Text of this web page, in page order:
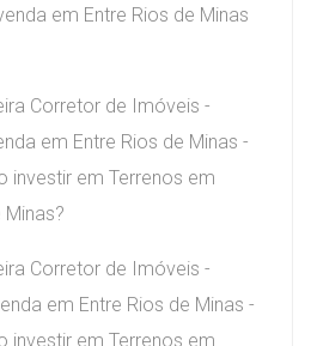
em Entre Rios de Minas
Corretor de Imóveis -
em Entre Rios de Minas -
investir em Terrenos em
Minas?
Corretor de Imóveis -
em Entre Rios de Minas -
investir em Terrenos em